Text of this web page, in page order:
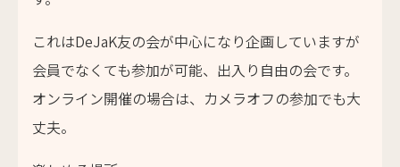
これはDeJaK友の会が中心になり企画していますが
会員でなくても参加が可能、出入り自由の会です。
オンライン開催の場合は、カメラオフの参加でも大
丈夫。